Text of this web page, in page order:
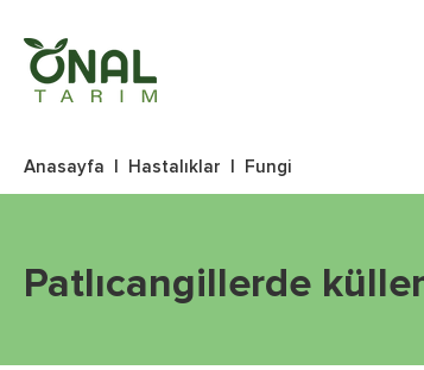
Anasayfa Hastalıklar Fungi
Patlıcangillerde